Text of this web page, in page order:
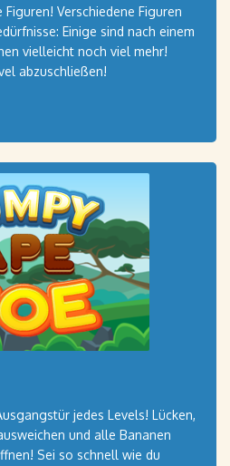
Verschiedene Figuren
Einige sind nach einem
vielleicht noch viel mehr!
abzuschließen!
jedes Levels! Lücken,
und alle Bananen
Sei so schnell wie du